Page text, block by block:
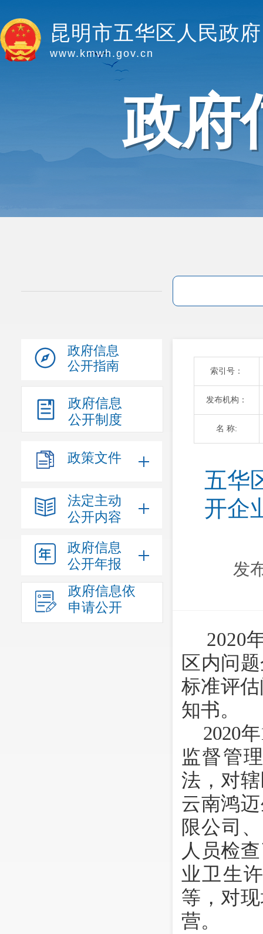
昆明市五华区人民政府
www.kmwh.gov.cn
政府
政府信息
公开指南
政府信息
公开制度
政策文件
法定主动
公开内容
政府信息
公开年报
政府信息依
申请公开
索引号：
发布机构：
名 称:
五华
开企
发
2020
区内问
标准评
知书。
2020年
监督管
法，对
云南鸿
限公司
人员检
业卫生
等，对
营。